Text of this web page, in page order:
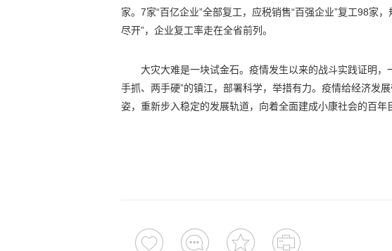
家。7家“百亿企业”全部复工，应税销售“百强企业”复工98家
尽开”，企业复工率走在全省前列。
大灾大难是一块试金石。疫情发生以来的战斗实践证明
手抓、两手硬”的镇江，部署科学，举措有力。疫情给经济发
姿，重新步入稳定的发展轨道，向着全面建成小康社会的百年